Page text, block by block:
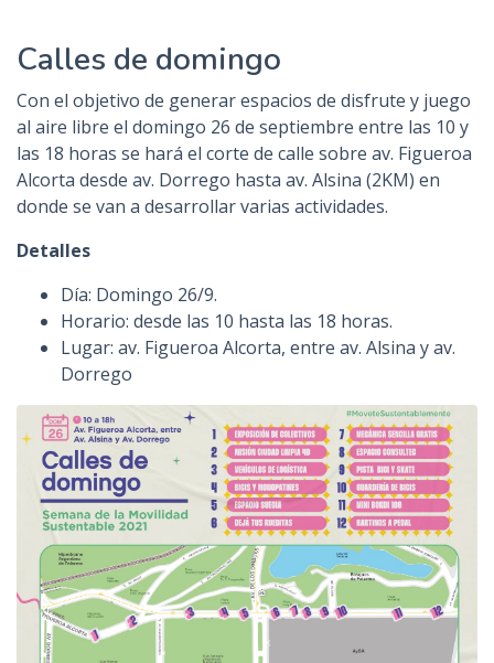
c
i
p
a
l
Calles de domingo
Con el objetivo de generar espacios de disfrute y juego
al aire libre el domingo 26 de septiembre entre las 10 y
las 18 horas se hará el corte de calle sobre av. Figueroa
Alcorta desde av. Dorrego hasta av. Alsina (2KM) en
donde se van a desarrollar varias actividades.
Detalles
Día: Domingo 26/9.
Horario: desde las 10 hasta las 18 horas.
Lugar: av. Figueroa Alcorta, entre av. Alsina y av.
Dorrego